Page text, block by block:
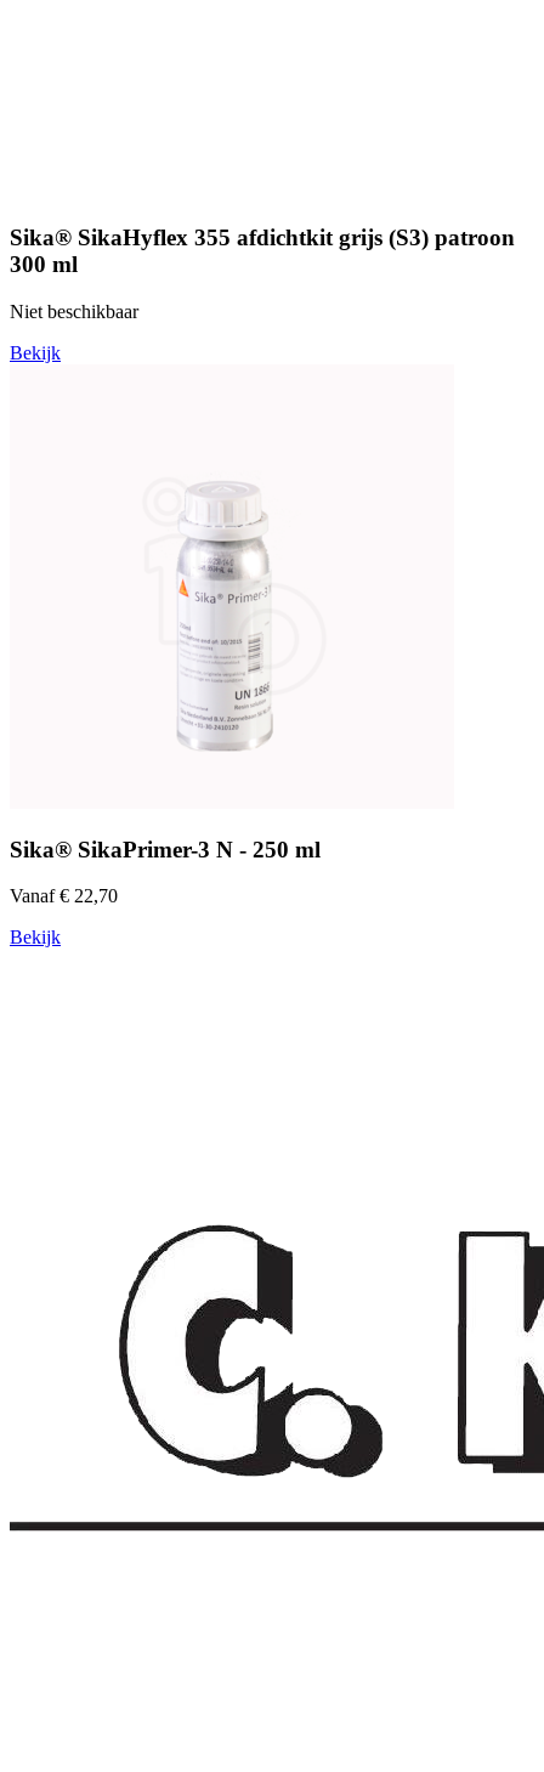
Sika® SikaHyflex 355 afdichtkit grijs (S3) patroon
300 ml
Niet beschikbaar
Bekijk
Sika® SikaPrimer-3 N - 250 ml
Vanaf € 22,70
Bekijk